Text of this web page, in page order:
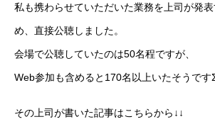
私も携わらせていただいた業務を上司が発
め、直接公聴しました。
会場で公聴していたのは50名程ですが、
Web参加も含めると170名以上いたそうです
その上司が書いた記事はこちらから↓↓